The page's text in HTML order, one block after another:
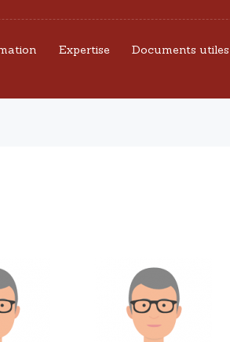
Expertise Documents utiles